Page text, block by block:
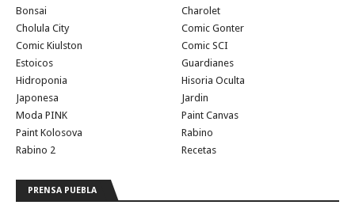
Bonsai
Charolet
Cholula City
Comic Gonter
Comic Kiulston
Comic SCI
Estoicos
Guardianes
Hidroponia
Hisoria Oculta
Japonesa
Jardin
Moda PINK
Paint Canvas
Paint Kolosova
Rabino
Rabino 2
Recetas
PRENSA PUEBLA